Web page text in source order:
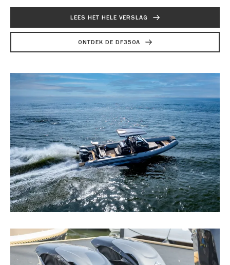
LEES HET HELE VERSLAG
ONTDEK DE DF350A